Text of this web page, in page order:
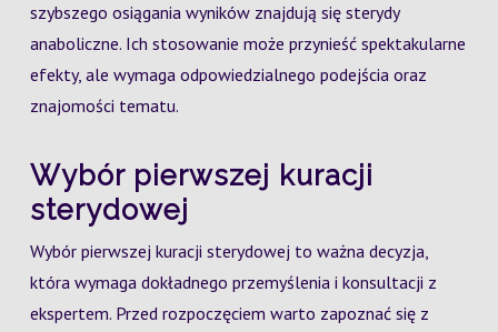
szybszego osiągania wyników znajdują się sterydy
anaboliczne. Ich stosowanie może przynieść spektakularne
efekty, ale wymaga odpowiedzialnego podejścia oraz
znajomości tematu.
Wybór pierwszej kuracji
sterydowej
Wybór pierwszej kuracji sterydowej to ważna decyzja,
która wymaga dokładnego przemyślenia i konsultacji z
ekspertem. Przed rozpoczęciem warto zapoznać się z